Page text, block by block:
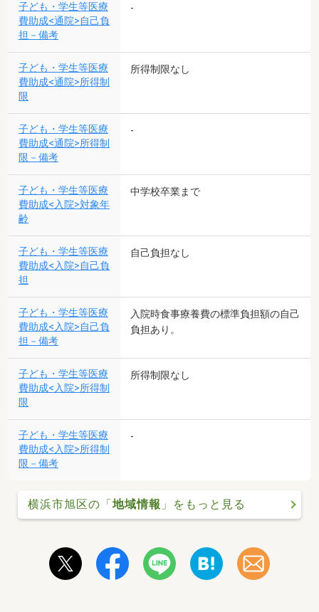
子ども・学生等医療
費助成<通院>自己負
担－備考
-
子ども・学生等医療
費助成<通院>所得制
限
所得制限なし
子ども・学生等医療
費助成<通院>所得制
限－備考
-
子ども・学生等医療
費助成<入院>対象年
齢
中学校卒業まで
子ども・学生等医療
費助成<入院>自己負
担
自己負担なし
子ども・学生等医療
費助成<入院>自己負
担－備考
入院時食事療養費の標準負担額の自己
負担あり。
子ども・学生等医療
費助成<入院>所得制
限
所得制限なし
子ども・学生等医療
費助成<入院>所得制
限－備考
-
横浜市旭区の「地域情報 」をもっと見る